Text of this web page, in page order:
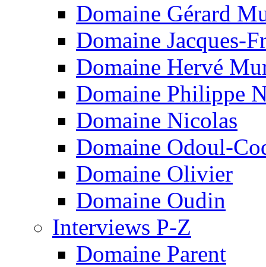
Domaine Gérard
Domaine Jacques-
Domaine Hervé
Domaine Philippe
Domaine Nicolas
Domaine Odoul-
Domaine Olivier
Domaine Oudin
Interviews P-Z
Domaine Parent